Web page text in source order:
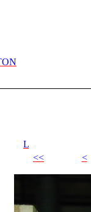
L
<<
<